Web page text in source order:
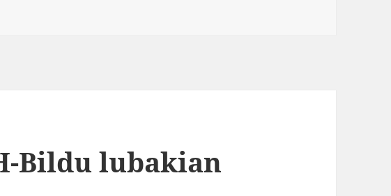
Bildu lubakian